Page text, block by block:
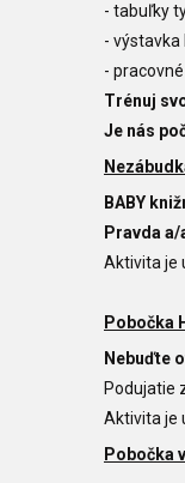
- tabuľky
- výstavka
-
Trénuj
Je nás
BABY
Pravda
Aktivita je
Pobočka
Nebuďte
Podujatie
Aktivita je
Pobočka